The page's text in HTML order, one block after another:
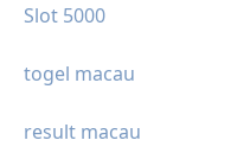
Slot 5000
togel macau
result macau